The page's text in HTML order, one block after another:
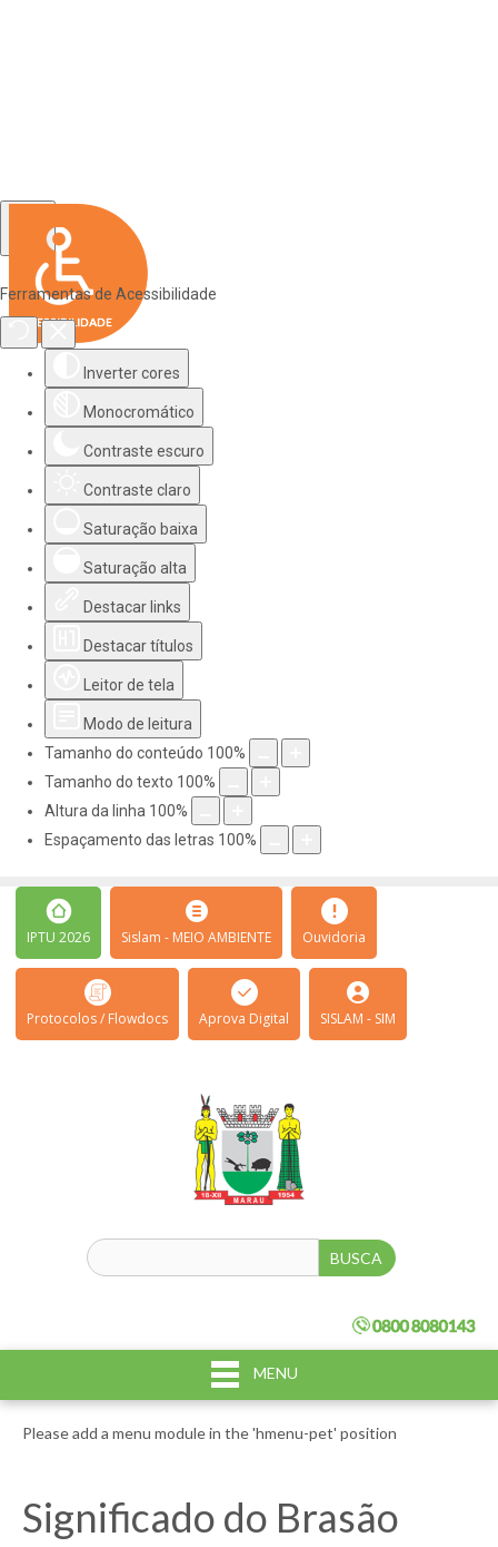
Ferramentas de Acessibilidade
Inverter cores
Monocromático
Contraste escuro
Contraste claro
Saturação baixa
Saturação alta
Destacar links
Destacar títulos
Leitor de tela
Modo de leitura
Tamanho do conteúdo 100%
Tamanho do texto 100%
Altura da linha 100%
Espaçamento das letras 100%
IPTU 2026 Sislam - MEIO AMBIENTE Ouvidoria
Protocolos / Flowdocs Aprova Digital SISLAM - SIM
MENU
Please add a menu module in the 'hmenu-pet' position
Significado do Brasão